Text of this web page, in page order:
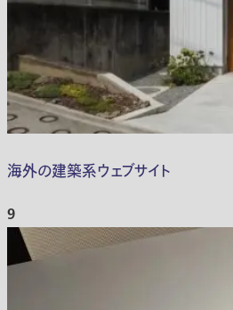
海外の建築系ウェブサイト
9